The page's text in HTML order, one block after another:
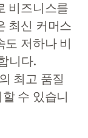
비즈니스를
최신 커머스
도 저하나 비
니다.
최고 품질
수 있습니